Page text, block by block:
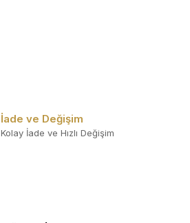
İade ve Değişim
Kolay İade ve Hızlı Değişim